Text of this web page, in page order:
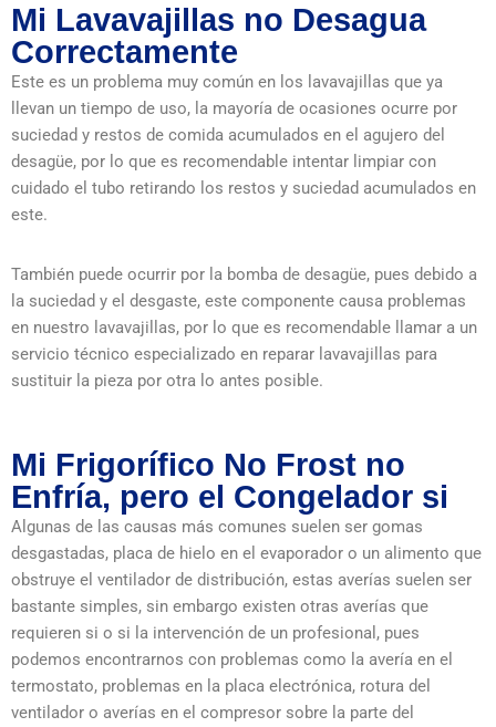
Mi Lavavajillas no Desagua
Correctamente
Este es un problema muy común en los lavavajillas que ya
llevan un tiempo de uso, la mayoría de ocasiones ocurre por
suciedad y restos de comida acumulados en el agujero del
desagüe, por lo que es recomendable intentar limpiar con
cuidado el tubo retirando los restos y suciedad acumulados en
este.
También puede ocurrir por la bomba de desagüe, pues debido a
la suciedad y el desgaste, este componente causa problemas
en nuestro lavavajillas, por lo que es recomendable llamar a un
servicio técnico especializado en reparar lavavajillas para
sustituir la pieza por otra lo antes posible.
Mi Frigorífico No Frost no
Enfría, pero el Congelador si
Algunas de las causas más comunes suelen ser gomas
desgastadas, placa de hielo en el evaporador o un alimento que
obstruye el ventilador de distribución, estas averías suelen ser
bastante simples, sin embargo existen otras averías que
requieren si o si la intervención de un profesional, pues
podemos encontrarnos con problemas como la avería en el
termostato, problemas en la placa electrónica, rotura del
ventilador o averías en el compresor sobre la parte del